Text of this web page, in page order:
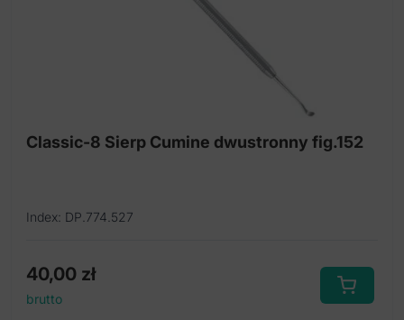
Sprzęt weterynaryjny
Stolik stomatologiczny dla gryzoni / królików
Classic-8 Sierp Cumine dwustronny fig.152
Index: DP.774.527
40,00 zł
brutto